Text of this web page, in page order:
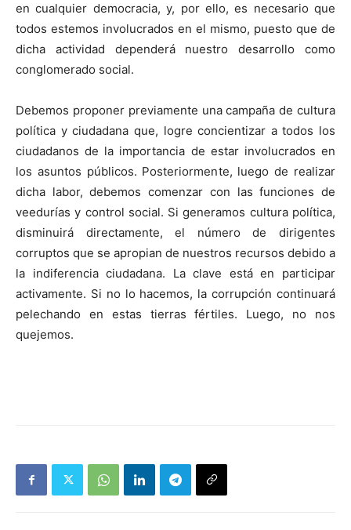
en cualquier democracia, y, por ello, es necesario que
todos estemos involucrados en el mismo, puesto que de
dicha actividad dependerá nuestro desarrollo como
conglomerado social.
Debemos proponer previamente una campaña de cultura
política y ciudadana que, logre concientizar a todos los
ciudadanos de la importancia de estar involucrados en
los asuntos públicos. Posteriormente, luego de realizar
dicha labor, debemos comenzar con las funciones de
veedurías y control social. Si generamos cultura política,
disminuirá directamente, el número de dirigentes
corruptos que se apropian de nuestros recursos debido a
la indiferencia ciudadana. La clave está en participar
activamente. Si no lo hacemos, la corrupción continuará
pelechando en estas tierras fértiles. Luego, no nos
quejemos.